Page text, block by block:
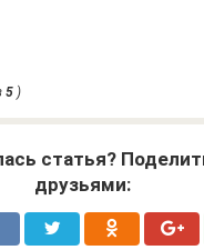
5 )
статья?
друзьями: